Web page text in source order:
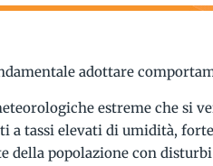
adottare
estreme che si
a tassi elevati di umidità,
della popolazione con